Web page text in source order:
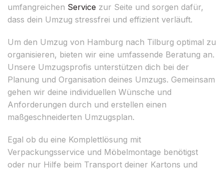
umfangreichen Service zur Seite und sorgen dafür,
dass dein Umzug stressfrei und effizient verläuft.
Um den Umzug von Hamburg nach Tilburg optimal zu
organisieren, bieten wir eine umfassende Beratung an.
Unsere Umzugsprofis unterstützen dich bei der
Planung und Organisation deines Umzugs. Gemeinsam
gehen wir deine individuellen Wünsche und
Anforderungen durch und erstellen einen
maßgeschneiderten Umzugsplan.
Egal ob du eine Komplettlösung mit
Verpackungsservice und Möbelmontage benötigst
oder nur Hilfe beim Transport deiner Kartons und